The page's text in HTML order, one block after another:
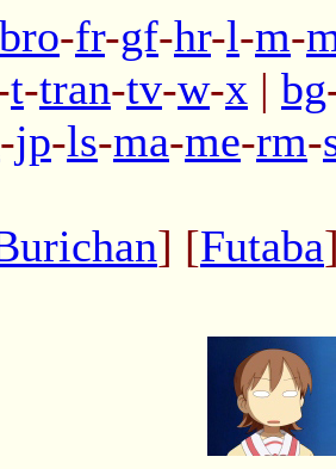
bro-fr-gf-hr-l-m-
t-tran-tv-w-x | bg
-jp-ls-ma-me-rm-
] [Futaba